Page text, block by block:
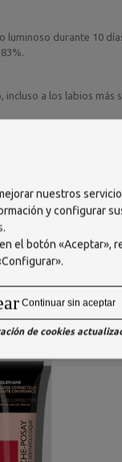
durante 10
a los labios más
ISOPROPYL
GLYCERIN.
nuestros
y configurar
.
el botón «Aceptar»,
Continuar sin aceptar
de cookies